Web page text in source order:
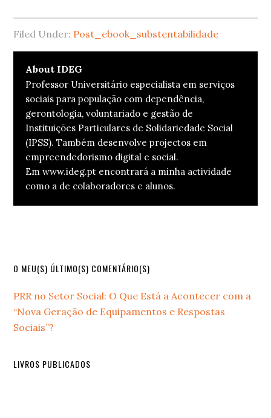
Filed Under: Post_ebook_substentabilidade
About IDEG
Professor Universitário especialista em serviços
sociais para população com dependência,
gerontologia, voluntariado e gestão de
Instituições Particulares de Solidariedade Social
(IPSS). Também desenvolve projectos em
empreendedorismo digital e social.
Em www.ideg.pt encontrará a minha actividade
como a de colaboradores e alunos.
Primary
Sidebar
O MEU(S) ÚLTIMO(S) COMENTÁRIO(S)
PRR no Setor Social: O Que Está a Acontecer com a
“Nova Geração de Equipamentos e Respostas
Sociais”?
LIVROS PUBLICADOS